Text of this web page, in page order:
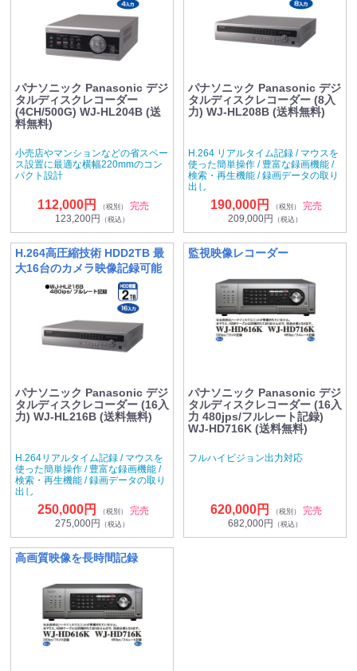
パナソニック Panasonic デジ
タルディスクレコーダー
(4CH/500G) WJ-HL204B (送
料無料)
小売店やマンションなどの省スペー
ス設置に最適な横幅220mmのコン
パクト設計
112,000円 （税別）
完売
123,200円 （税込）
パナソニック Panasonic デジ
タルディスクレコーダー (8入
力) WJ-HL208B (送料無料)
H.264 リアルタイム記録 / マウスを
使った簡単操作 / 豊富な録画機能 /
検索・再生機能 / 録画データの取り
出し
190,000円 （税別）
完売
209,000円 （税込）
H.264高圧縮技術 HDD2TB 最
大16台のカメラ映像記録可能
パナソニック Panasonic デジ
タルディスクレコーダー (16入
力) WJ-HL216B (送料無料)
H.264リアルタイム記録 / マウスを
使った簡単操作 / 豊富な録画機能 /
検索・再生機能 / 録画データの取り
出し
250,000円 （税別）
完売
275,000円 （税込）
監視映像レコーダー
パナソニック Panasonic デジ
タルディスクレコーダー (16入
力 480jps/フルレート記録)
WJ-HD716K (送料無料)
フルハイビジョン出力対応
620,000円 （税別）
完売
682,000円 （税込）
高画質映像を長時間記録